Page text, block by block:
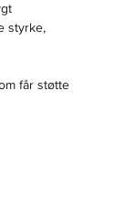
styrke,
får støtte